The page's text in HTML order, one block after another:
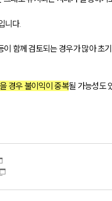
니다.
함께 검토되는 경우가 많아 초
경우 불이익이 중복될 가능성도